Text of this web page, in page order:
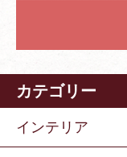
カテゴリー
インテリア